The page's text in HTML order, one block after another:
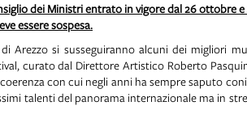
dei Ministri entrato in vigore dal 26 ottobre
essere sospesa.
Arezzo si susseguiranno alcuni dei migliori
curato dal Direttore Artistico Roberto
con cui negli anni ha sempre saputo
talenti del panorama internazionale ma in